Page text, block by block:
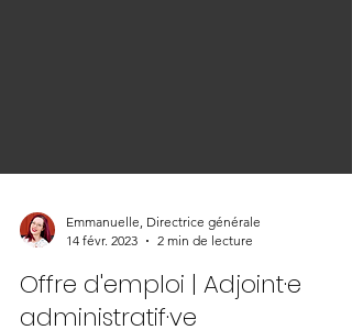
Emmanuelle, Directrice générale
14 févr. 2023
2 min de lecture